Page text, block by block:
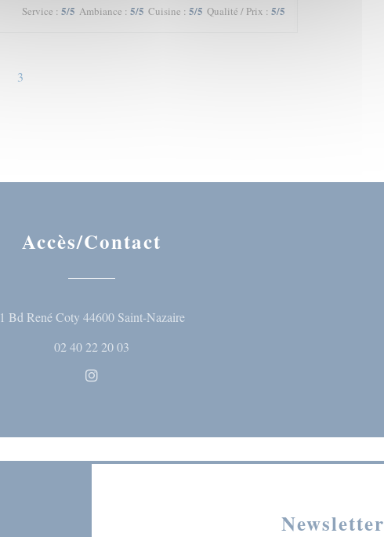
Service : 5/5 Ambiance : 5/5 Cuisine : 5/5 Qualité / Prix : 5/5
3
Accès/Contact
1 Bd René Coty 44600 Saint-Nazaire((ouvre une nouvelle fenêtre))
02 40 22 20 03
Instagram ((ouvre une nouvelle fenêtre))
Newsletter